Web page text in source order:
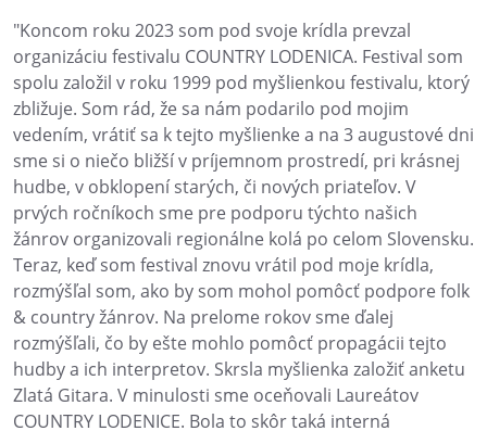
"Koncom roku 2023 som pod svoje krídla prevzal
organizáciu festivalu COUNTRY LODENICA. Festival som
spolu založil v roku 1999 pod myšlienkou festivalu, ktorý
zbližuje. Som rád, že sa nám podarilo pod mojim
vedením, vrátiť sa k tejto myšlienke a na 3 augustové dni
sme si o niečo bližší v príjemnom prostredí, pri krásnej
hudbe, v obklopení starých, či nových priateľov. V
prvých ročníkoch sme pre podporu týchto našich
žánrov organizovali regionálne kolá po celom Slovensku.
Teraz, keď som festival znovu vrátil pod moje krídla,
rozmýšľal som, ako by som mohol pomôcť podpore folk
& country žánrov. Na prelome rokov sme ďalej
rozmýšľali, čo by ešte mohlo pomôcť propagácii tejto
hudby a ich interpretov. Skrsla myšlienka založiť anketu
Zlatá Gitara. V minulosti sme oceňovali Laureátov
COUNTRY LODENICE. Bola to skôr taká interná